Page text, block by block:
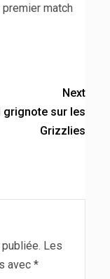
match
Next
grignote sur les
Grizzlies
Les
avec *